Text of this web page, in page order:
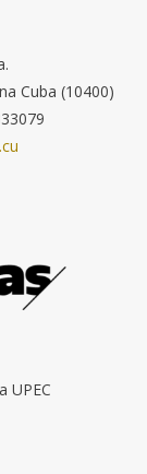
Cuba (10400)
UPEC